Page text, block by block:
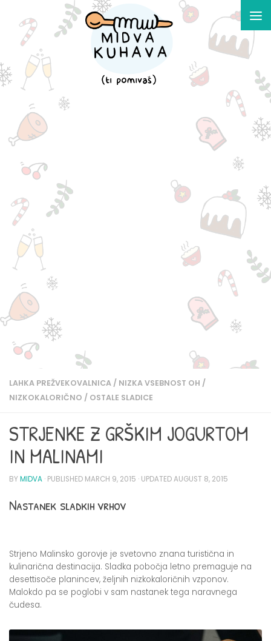
LAHKA PREŽVEKOVALNICA / NIZKA VSEBNOST OH /
NIZKOKALORIČNO / OSTALE SLADICE
STRJENKE Z GRŠKIM JOGURTOM
IN MALINAMI
BYMIDVA · PUBLISHED MARCH 9, 2015 · UPDATEDAUGUST 8, 2015
Nastanek sladkih vrhov
Strjeno Malinsko gorovje je svetovno znana turistična in
kulinarična destinacija. Sladka pobočja letno premaguje na
desettisoče planincev, željnih nizkokaloričnih vzponov.
Malokdo pa se poglobi v sam nastanek tega naravnega
čudesa.